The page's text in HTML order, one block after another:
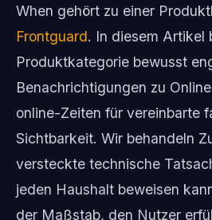
When gehört zu einer
Frontguard. In diesem Artikel
Produktkategorie bewusst
Benachrichtigungen zu
online-Zeiten für vereinbarte
Sichtbarkeit. Wir behandeln
versteckte technische
jeden Haushalt beweisen
der Maßstab, den Nutzer